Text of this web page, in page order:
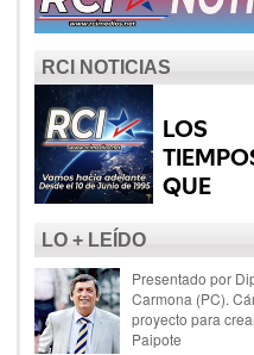
RCI NOTICIAS
LO + LEÍDO
Presentado por
Carmona (PC).
proyecto para
Paipote